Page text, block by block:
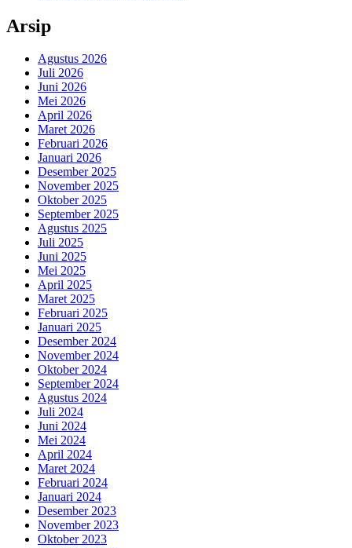
Arsip
Agustus 2026
Juli 2026
Juni 2026
Mei 2026
April 2026
Maret 2026
Februari 2026
Januari 2026
Desember 2025
November 2025
Oktober 2025
September 2025
Agustus 2025
Juli 2025
Juni 2025
Mei 2025
April 2025
Maret 2025
Februari 2025
Januari 2025
Desember 2024
November 2024
Oktober 2024
September 2024
Agustus 2024
Juli 2024
Juni 2024
Mei 2024
April 2024
Maret 2024
Februari 2024
Januari 2024
Desember 2023
November 2023
Oktober 2023